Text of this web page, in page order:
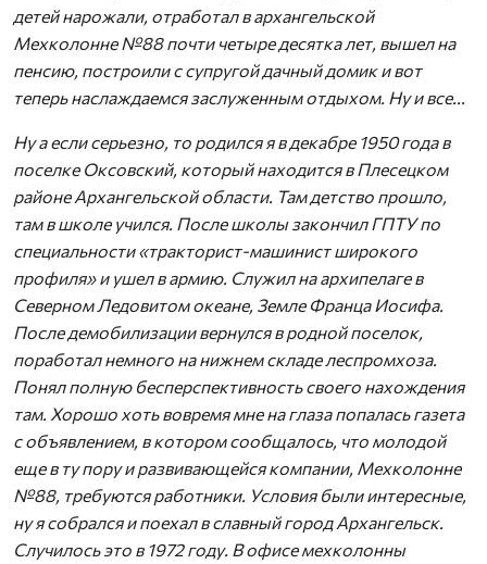
детей нарожали, отработал в архангельской
Мехколонне №88 почти четыре десятка лет, вышел на
пенсию, построили с супругой дачный домик и вот
теперь наслаждаемся заслуженным отдыхом. Ну и все...
Ну а если серьезно, то родился я в декабре 1950 года в
поселке Оксовский, который находится в Плесецком
районе Архангельской области. Там детство прошло,
там в школе учился. После школы закончил ГПТУ по
специальности «тракторист-машинист широкого
профиля» и ушел в армию. Служил на архипелаге в
Северном Ледовитом океане, Земле Франца Иосифа.
После демобилизации вернулся в родной поселок,
поработал немного на нижнем складе леспромхоза.
Понял полную бесперспективность своего нахождения
там. Хорошо хоть вовремя мне на глаза попалась газета
с объявлением, в котором сообщалось, что молодой
еще в ту пору и развивающейся компании, Мехколонне
№88, требуются работники. Условия были интересные,
ну я собрался и поехал в славный город Архангельск.
Случилось это в 1972 году. В офисе мехколонны